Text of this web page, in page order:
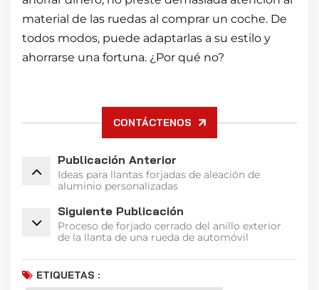
material de las ruedas al comprar un coche. De
todos modos, puede adaptarlas a su estilo y
ahorrarse una fortuna. ¿Por qué no?
CONTÁCTENOS
Publicación Anterior
Ideas para llantas forjadas de aleación de
aluminio personalizadas
Siguiente Publicación
Proceso de forjado cerrado del anillo exterior
de la llanta de una rueda de automóvil
ETIQUETAS :